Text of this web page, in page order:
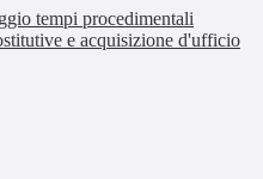
tempi procedimentali
e acquisizione d'ufficio